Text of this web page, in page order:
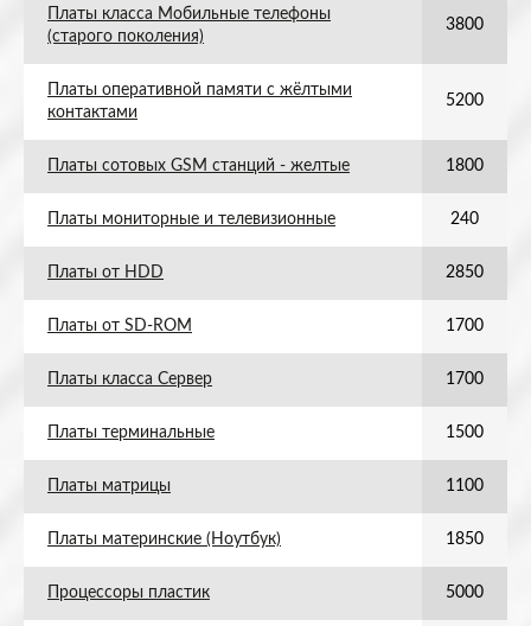
Платы класса Мобильные телефоны
(старого поколения)
3800
Платы оперативной памяти с жёлтыми
контактами
5200
Платы сотовых GSM станций - желтые 1800
Платы мониторные и телевизионные 240
Платы от HDD 2850
Платы от SD-ROM 1700
Платы класса Сервер 1700
Платы терминальные 1500
Платы матрицы 1100
Платы материнские (Ноутбук) 1850
Процессоры пластик 5000